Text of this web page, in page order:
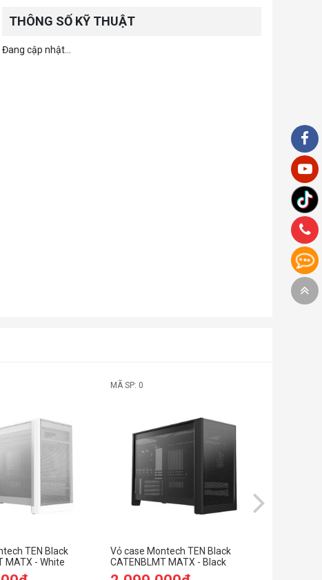
THÔNG SỐ KỸ THUẬT
Đang cập nhật...
TEN Black
MATX - White
MÃ SP: 0
Vỏ case Montech TEN Black
CATENBLMT MATX - Black